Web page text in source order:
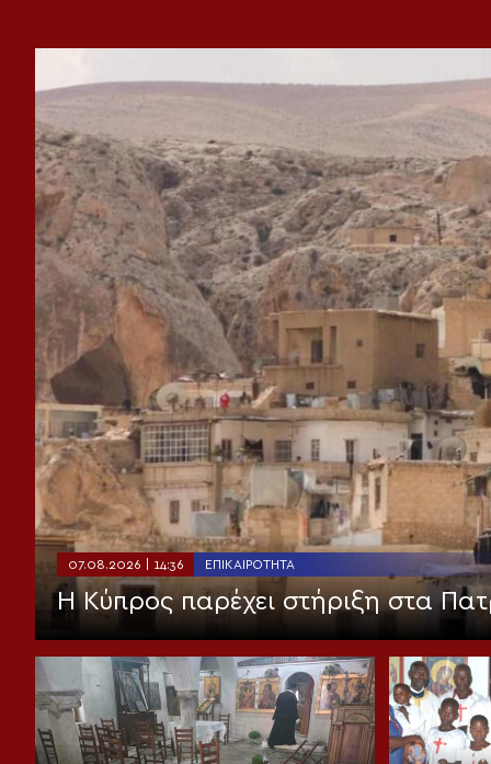
07.08.2026 | 14:36 ΕΠΙΚΑΙΡΌΤΗΤΑ
Η Κύπρος παρέχει στήριξη στα